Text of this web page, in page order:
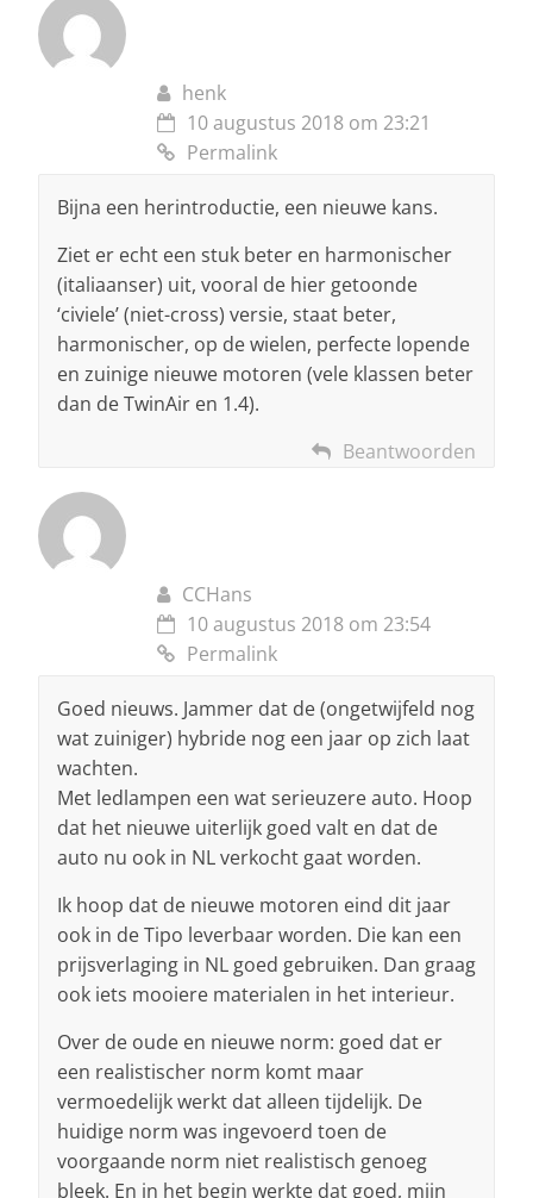
henk
10 augustus 2018 om 23:21
Permalink
Bijna een herintroductie, een nieuwe kans.
Ziet er echt een stuk beter en harmonischer
(italiaanser) uit, vooral de hier getoonde
‘civiele’ (niet-cross) versie, staat beter,
harmonischer, op de wielen, perfecte lopende
en zuinige nieuwe motoren (vele klassen beter
dan de TwinAir en 1.4).
Beantwoorden
CCHans
10 augustus 2018 om 23:54
Permalink
Goed nieuws. Jammer dat de (ongetwijfeld nog
wat zuiniger) hybride nog een jaar op zich laat
wachten.
Met ledlampen een wat serieuzere auto. Hoop
dat het nieuwe uiterlijk goed valt en dat de
auto nu ook in NL verkocht gaat worden.
Ik hoop dat de nieuwe motoren eind dit jaar
ook in de Tipo leverbaar worden. Die kan een
prijsverlaging in NL goed gebruiken. Dan graag
ook iets mooiere materialen in het interieur.
Over de oude en nieuwe norm: goed dat er
een realistischer norm komt maar
vermoedelijk werkt dat alleen tijdelijk. De
huidige norm was ingevoerd toen de
voorgaande norm niet realistisch genoeg
bleek. En in het begin werkte dat goed, mijn